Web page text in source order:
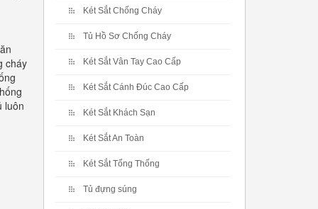
cháy
luôn
Két Sắt Chống Cháy
Tủ Hồ Sơ Chống Cháy
Két Sắt Vân Tay Cao Cấp
Két Sắt Cánh Đúc Cao Cấp
Két Sắt Khách Sạn
Két Sắt An Toàn
Két Sắt Tổng Thống
Tủ đựng súng